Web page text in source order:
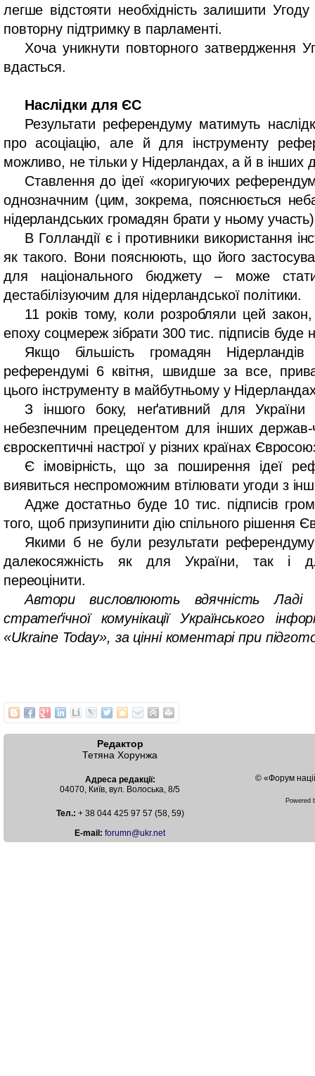
легше відстояти необхідність залишити
повторну підтримку в парламенті.
Хоча уникнути повторного затвердження
вдасться.
Наслідки для ЄС
Результати референдуму матимуть
про асоціацію, але й для інструменту
можливо, не тільки у Нідерландах, а й в інших
Ставлення до ідеї «коригуючих
однозначним (цим, зокрема, пояснюється
нідерландських громадян брати у ньому
В Голландії є і противники використання
як такого. Вони пояснюють, що його
для національного бюджету – може
дестабілізуючим для нідерландської політики.
11 років тому, коли розробляли цей
епоху соцмереж зібрати 300 тис. підписів буде
Якщо більшість громадян
референдумі 6 квітня, швидше за все,
цього інструменту в майбутньому у
З іншого боку, неґативний для України
небезпечним прецедентом для інших
євроскептичні настрої у різних країнах
Є імовірність, що за поширення ідеї
виявиться неспроможним втілювати угоди з
Адже достатньо буде 10 тис. підписів
того, щоб призупинити дію спільного рішення
Якими б не були результати референдуму
далекосяжність як для України, так і
переоцінити.
Автори висловлюють вдячність Ладі
стратеґічної комунікації Українського
«Ukraine Today», за цінні коментарі при
Редактор
Тетяна Хорунжа
Адреса редакції:
04070, Київ, вул. Волоська, 8/5
Тел.: + 38 044 425 97 57 (58, 59)
Е-mail: forumn@ukr.net
© «Форум
Powered